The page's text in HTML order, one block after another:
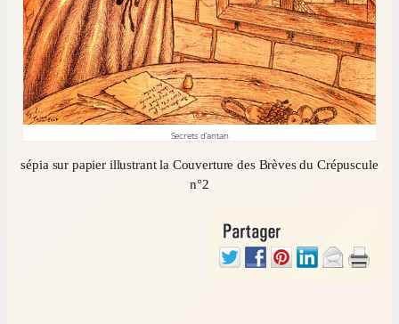
Secrets d’antan
sépia sur papier illustrant la Couverture des Brèves du Crépuscule
n°2